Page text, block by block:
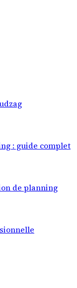
: guide complet
de planning